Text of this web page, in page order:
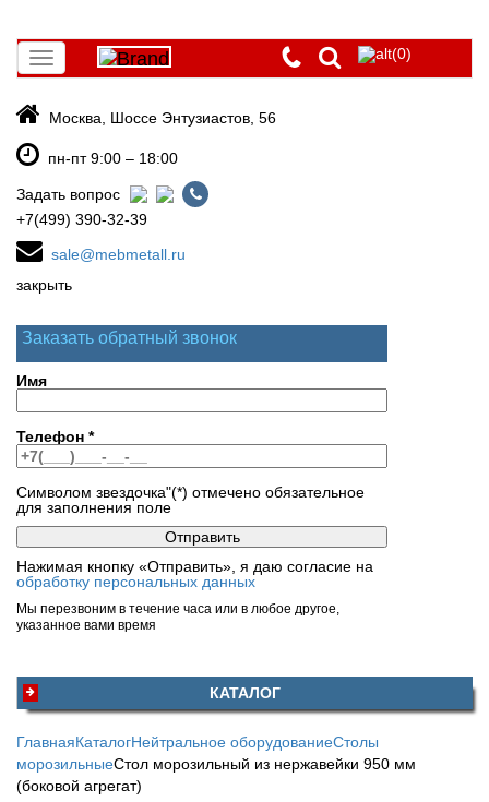
Toggle
navigation
(0)
Москва, Шоссе Энтузиастов, 56
пн-пт 9:00 – 18:00
Задать вопрос
+7(499) 390-32-39
sale@mebmetall.ru
закрыть
Заказать обратный звонок
Имя
Телефон *
Символом звездочка"(*) отмечено обязательное
для заполнения поле
Нажимая кнопку «Отправить», я даю согласие на
обработку персональных данных
Мы перезвоним в течение часа или в любое другое,
указанное вами время
КАТАЛОГ
ГлавнаяКаталогНейтральное оборудованиеСтолы
морозильныеСтол морозильный из нержавейки 950 мм
(боковой агрегат)